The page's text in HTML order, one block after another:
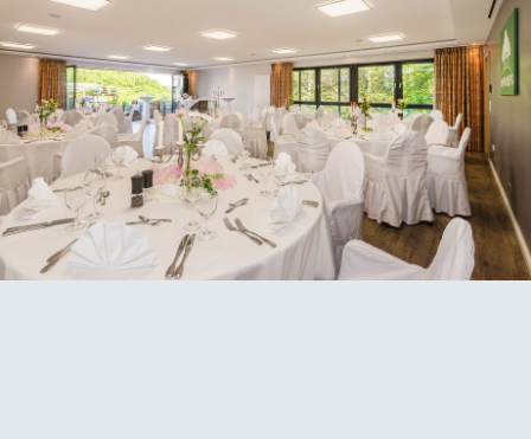
Skip to main content DE EN